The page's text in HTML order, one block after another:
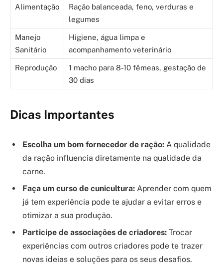
Alimentação
Ração balanceada, feno, verduras e
legumes
Manejo
Sanitário
Higiene, água limpa e
acompanhamento veterinário
Reprodução
1 macho para 8-10 fêmeas, gestação de
30 dias
Dicas Importantes
Escolha um bom fornecedor de ração: A qualidade
da ração influencia diretamente na qualidade da
carne.
Faça um curso de cunicultura: Aprender com quem
já tem experiência pode te ajudar a evitar erros e
otimizar a sua produção.
Participe de associações de criadores: Trocar
experiências com outros criadores pode te trazer
novas ideias e soluções para os seus desafios.